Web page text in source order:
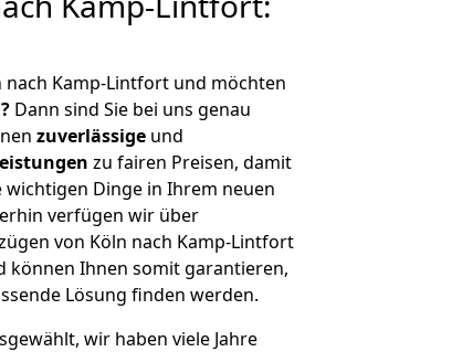
nach Kamp-Lintfort und möchten
Dann sind Sie bei uns genau
zuverlässige und
zu fairen Preisen, damit
wichtigen Dinge in Ihrem neuen
verfügen wir über
von Köln nach Kamp-Lintfort
Ihnen somit garantieren,
Lösung finden werden.
wir haben viele Jahre